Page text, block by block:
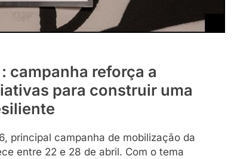
campanha reforça a
para construir uma
principal campanha de mobilização da
entre 22 e 28 de abril. Com o tema